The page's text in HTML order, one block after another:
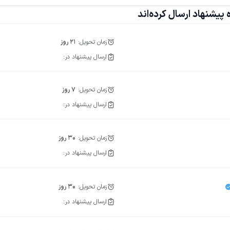
بازاریابی از طریق رسانه های اجتماعی
ارسال کرده‌اند
زمان تحویل: 21 روز
ارسال پیشنهاد در:
زمان تحویل: 7روز
ارسال پیشنهاد در:
زمان تحویل: 30 روز
ارسال پیشنهاد در:
زمان تحویل: 30 روز
ارسال پیشنهاد در: